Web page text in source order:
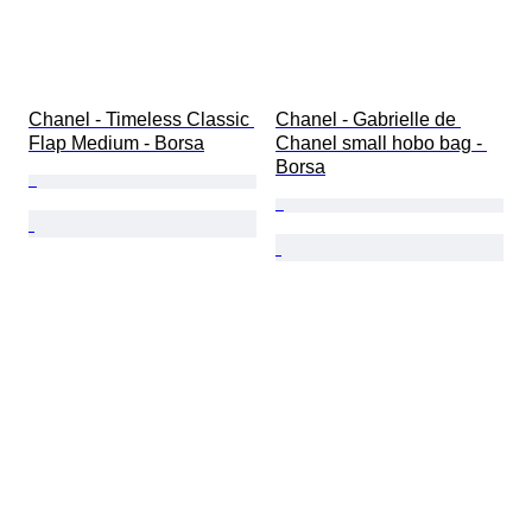
Chanel - Timeless Classic
Flap Medium - Borsa
Chanel - Gabrielle de
Chanel small hobo bag -
Borsa